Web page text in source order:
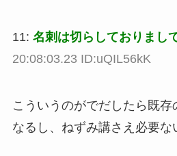
11: 名刺は切らしておりまし
20:08:03.23 ID:uQIL56kK
こういうのがでだしたら既存
なるし、ねずみ講さえ必要な